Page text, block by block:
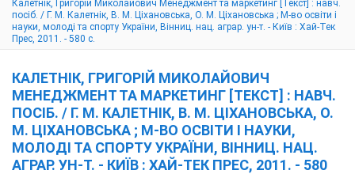
Калетнік, Григорій Миколайович Менеджмент та маркетинг [Текст] : навч.
посіб. / Г. М. Калетнік, В. М. Ціхановська, О. М. Ціхановська ; М-во освіти і
науки, молоді та спорту України, Вінниц. нац. аграр. ун-т. - Київ : Хай-Тек
Прес, 2011. - 580 с.
КАЛЕТНІК, ГРИГОРІЙ МИКОЛАЙОВИЧ
МЕНЕДЖМЕНТ ТА МАРКЕТИНГ [ТЕКСТ] : НАВЧ.
ПОСІБ. / Г. М. КАЛЕТНІК, В. М. ЦІХАНОВСЬКА, О.
М. ЦІХАНОВСЬКА ; М-ВО ОСВІТИ І НАУКИ,
МОЛОДІ ТА СПОРТУ УКРАЇНИ, ВІННИЦ. НАЦ.
АГРАР. УН-Т. - КИЇВ : ХАЙ-ТЕК ПРЕС, 2011. - 580